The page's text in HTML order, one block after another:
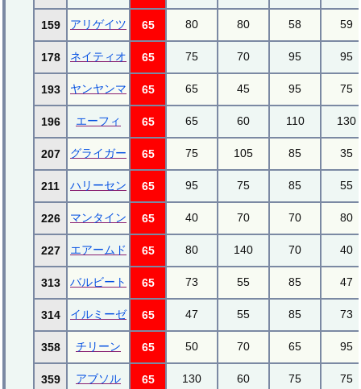
159 アリゲイツ 65 80 80 58 59
178 ネイティオ 65 75 70 95 95
193 ヤンヤンマ 65 65 45 95 75
196 エーフィ 65 65 60 110 130
207 グライガー 65 75 105 85 35
211 ハリーセン 65 95 75 85 55
226 マンタイン 65 40 70 70 80
227 エアームド 65 80 140 70 40
313 バルビート 65 73 55 85 47
314 イルミーゼ 65 47 55 85 73
358 チリーン 65 50 70 65 95
359 アブソル 65 130 60 75 75